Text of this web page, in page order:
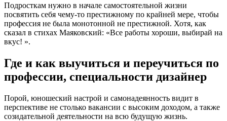
Подросткам нужно в начале самостоятельной жизни
посвятить себя чему-то престижному по крайней мере, чтобы
профессия не была монотонной не престижной. Хотя, как
сказал в стихах Маяковский: «Все работы хороши, выбирай на
вкус! ».
Где и как выучиться и переучиться по
профессии, специальности дизайнер
Порой, юношеский настрой и самонадеянность видит в
перспективе не столько вакансии с высоким доходом, а также
созидательной деятельности на всю будущую жизнь.